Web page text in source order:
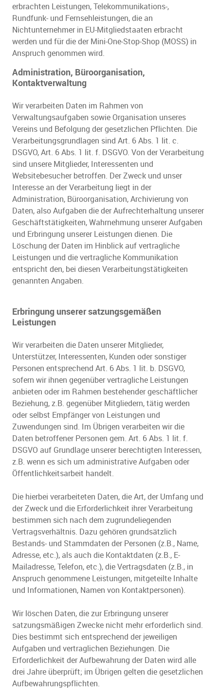
erbrachten Leistungen, Telekommunikations-,
Rundfunk- und Fernsehleistungen, die an
Nichtunternehmer in EU-Mitgliedstaaten erbracht
werden und für die der Mini-One-Stop-Shop (MOSS) in
Anspruch genommen wird.
Administration, Büroorganisation,
Kontaktverwaltung
Wir verarbeiten Daten im Rahmen von
Verwaltungsaufgaben sowie Organisation unseres
Vereins und Befolgung der gesetzlichen Pflichten. Die
Verarbeitungsgrundlagen sind Art. 6 Abs. 1 lit. c.
DSGVO, Art. 6 Abs. 1 lit. f. DSGVO. Von der Verarbeitung
sind unsere Mitglieder, Interessenten und
Websitebesucher betroffen. Der Zweck und unser
Interesse an der Verarbeitung liegt in der
Administration, Büroorganisation, Archivierung von
Daten, also Aufgaben die der Aufrechterhaltung unserer
Geschäftstätigkeiten, Wahrnehmung unserer Aufgaben
und Erbringung unserer Leistungen dienen. Die
Löschung der Daten im Hinblick auf vertragliche
Leistungen und die vertragliche Kommunikation
entspricht den, bei diesen Verarbeitungstätigkeiten
genannten Angaben.
Erbringung unserer satzungsgemäßen
Leistungen
Wir verarbeiten die Daten unserer Mitglieder,
Unterstützer, Interessenten, Kunden oder sonstiger
Personen entsprechend Art. 6 Abs. 1 lit. b. DSGVO,
sofern wir ihnen gegenüber vertragliche Leistungen
anbieten oder im Rahmen bestehender geschäftlicher
Beziehung, z.B. gegenüber Mitgliedern, tätig werden
oder selbst Empfänger von Leistungen und
Zuwendungen sind. Im Übrigen verarbeiten wir die
Daten betroffener Personen gem. Art. 6 Abs. 1 lit. f.
DSGVO auf Grundlage unserer berechtigten Interessen,
z.B. wenn es sich um administrative Aufgaben oder
Öffentlichkeitsarbeit handelt.
Die hierbei verarbeiteten Daten, die Art, der Umfang und
der Zweck und die Erforderlichkeit ihrer Verarbeitung
bestimmen sich nach dem zugrundeliegenden
Vertragsverhältnis. Dazu gehören grundsätzlich
Bestands- und Stammdaten der Personen (z.B., Name,
Adresse, etc.), als auch die Kontaktdaten (z.B., E-
Mailadresse, Telefon, etc.), die Vertragsdaten (z.B., in
Anspruch genommene Leistungen, mitgeteilte Inhalte
und Informationen, Namen von Kontaktpersonen).
Wir löschen Daten, die zur Erbringung unserer
satzungsmäßigen Zwecke nicht mehr erforderlich sind.
Dies bestimmt sich entsprechend der jeweiligen
Aufgaben und vertraglichen Beziehungen. Die
Erforderlichkeit der Aufbewahrung der Daten wird alle
drei Jahre überprüft; im Übrigen gelten die gesetzlichen
Aufbewahrungspflichten.